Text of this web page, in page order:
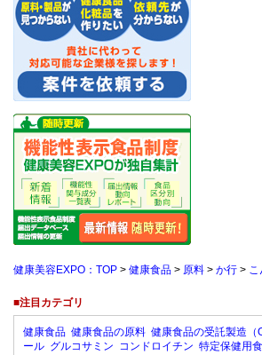
健康美容EXPO：TOP > 健康食品 > 原料 > か行 > こ
■注目カテゴリ
健康食品 健康食品の原料 健康食品の受託製造（
ール グルコサミン コンドロイチン 特定保健用